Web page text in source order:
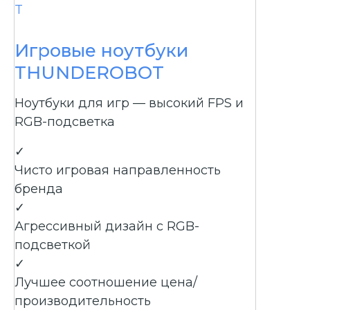
T
Игровые ноутбуки
THUNDEROBOT
Ноутбуки для игр — высокий FPS и
RGB-подсветка
✓
Чисто игровая направленность
бренда
✓
Агрессивный дизайн с RGB-
подсветкой
✓
Лучшее соотношение цена/
производительность